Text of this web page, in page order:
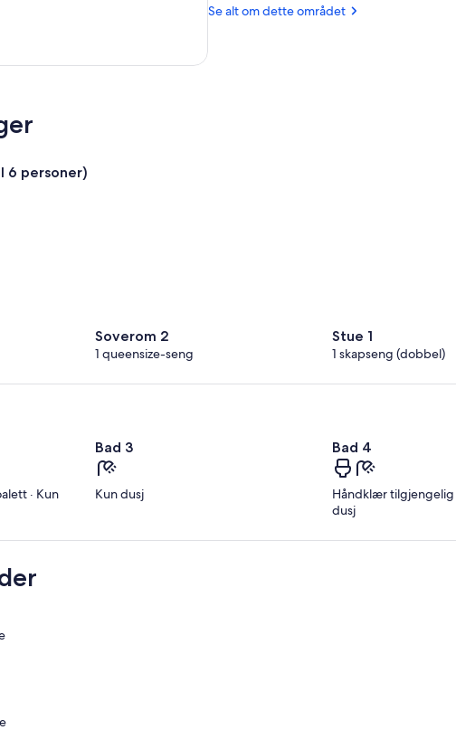
delstatspark
Gorda
Se alt om dette området
6 personer)
Soverom 2
1 queensize-seng
Stue 1
1 skapseng (dobbel)
· Kun
Bad 3
Kun dusj
Bad 4
Håndklær tilgjengelig
dusj